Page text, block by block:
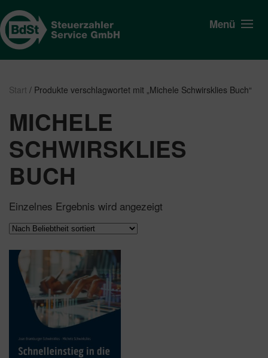
Menü
Start / Produkte verschlagwortet mit „Michele Schwirsklies Buch“
MICHELE
SCHWIRSKLIES
BUCH
Einzelnes Ergebnis wird angezeigt